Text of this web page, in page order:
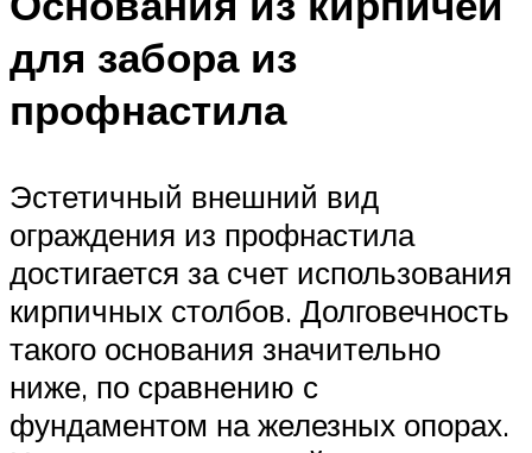
для забора из
профнастила
Эстетичный внешний вид
ограждения из профнастила
достигается за счет использования
кирпичных столбов. Долговечность
такого основания значительно
ниже, по сравнению с
фундаментом на железных опорах.